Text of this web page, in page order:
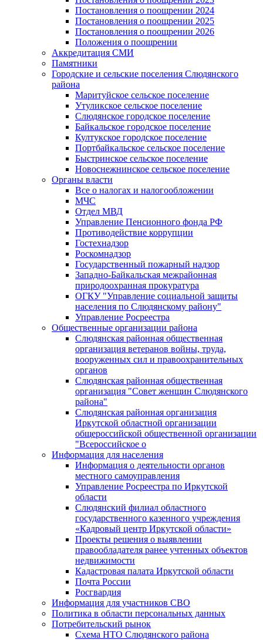
Постановления о поощрении 2024
Постановления о поощрении 2025
Постановления о поощрении 2026
Положения о поощрении
Аккредитация СМИ
Памятники
Городские и сельские поселения Слюдянского
района
Маритуйское сельское поселение
Утуликское сельское поселение
Слюдянское городское поселение
Байкальское городское поселение
Култукское городское поселение
Портбайкальское сельское поселение
Быстринское сельское поселение
Новоснежнинское сельское поселение
Органы власти
Все о налогах и налогообложении
МЧС
Отдел МВД
Управление Пенсионного фонда РФ
Противодействие коррупции
Гостехнадзор
Роскомнадзор
Государственный пожарный надзор
Западно-Байкальская межрайонная
природоохранная прокуратура
ОГКУ "Управление социальной защиты
населения по Слюдянскому району"
Управление Росреестра
Общественные организации района
Слюдянская районная общественная
организация ветеранов войны, труда,
вооруженных сил и правоохранительных
органов
Слюдянская районная общественная
организация "Совет женщин Слюдянского
района"
Слюдянская районная организация
Иркутской областной организации
общероссийской общественной организации
"Всероссийское о
Информация для населения
Информация о деятельности органов
местного самоуправления
Управление Росреестра по Иркутской
области
Слюдянский филиал областного
государственного казенного учреждения
«Кадровый центр Иркутской области»
Проекты решения о выявлении
правообладателя ранее учтенных объектов
недвижимости
Кадастровая палата Иркутской области
Почта России
Росгвардия
Информация для участников СВО
Политика в области персональных данных
Потребительский рынок
Схема НТО Слюдянского района